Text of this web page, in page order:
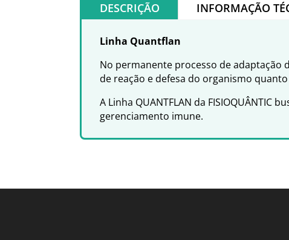
DESCRIÇÃO INFORMAÇÃO
Linha Quantflan
No permanente processo de adaptação
de reação e defesa do organismo
A Linha QUANTFLAN da
gerenciamento imune.